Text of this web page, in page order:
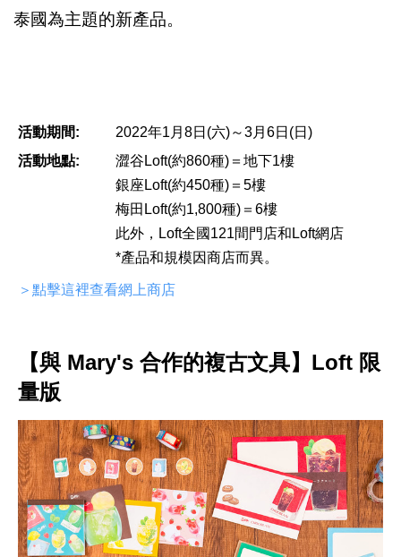
泰國為主題的新產品。
活動期間:
2022年1月8日(六)～3月6日(日)
活動地點:
澀谷Loft(約860種)＝地下1樓
銀座Loft(約450種)＝5樓
梅田Loft(約1,800種)＝6樓
此外，Loft全國121間門店和Loft網店
*產品和規模因商店而異。
＞點擊這裡查看網上商店
【與 Mary's 合作的複古文具】Loft 限
量版